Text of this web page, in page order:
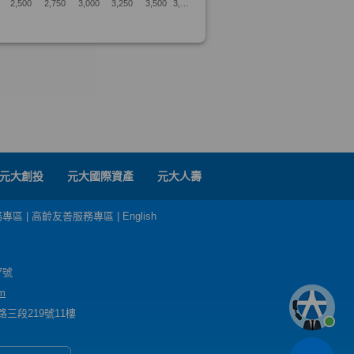
元大創投 元大國際資產 元大人壽
區 高齡友善服務專區 English
號
三段219號11樓